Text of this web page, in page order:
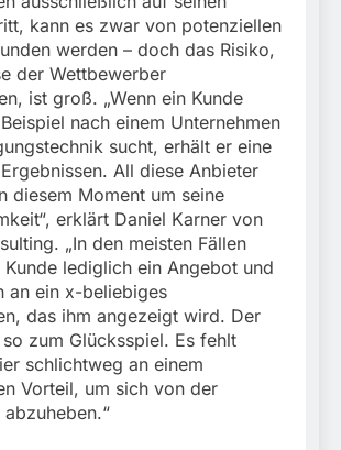
kann es zwar von potenziellen
werden – doch das Risiko,
der Wettbewerber
ist groß. „Wenn ein Kunde
nach einem Unternehmen
sucht, erhält er eine
All diese Anbieter
diesem Moment um seine
erklärt Daniel Karner von
„In den meisten Fällen
lediglich ein Angebot und
an ein x-beliebiges
das ihm angezeigt wird. Der
zum Glücksspiel. Es fehlt
schlichtweg an einem
Vorteil, um sich von der